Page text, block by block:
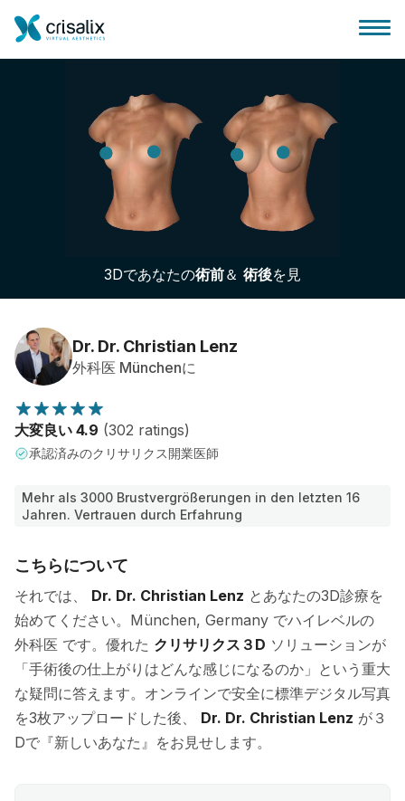
外科医ホーム
3Dビジネスプラットフォーム
サブスクリプションプラン
患者様のレビュー
3Dであなたの術前＆ 術後を見
Dr. Dr. Christian Lenz
外科医 Münchenに
大変良い 4.9 (302 ratings)
承認済みのクリサリクス開業医師
Mehr als 3000 Brustvergrößerungen in den letzten 16
Jahren. Vertrauen durch Erfahrung
こちらについて
それでは、 Dr. Dr. Christian Lenz とあなたの3D診療を
始めてください。München, Germany でハイレベルの
外科医 です。優れた クリサリクス３D ソリューションが
「手術後の仕上がりはどんな感じになるのか」という重大
な疑問に答えます。オンラインで安全に標準デジタル写真
を3枚アップロードした後、 Dr. Dr. Christian Lenz が３
Dで『新しいあなた』をお見せします。